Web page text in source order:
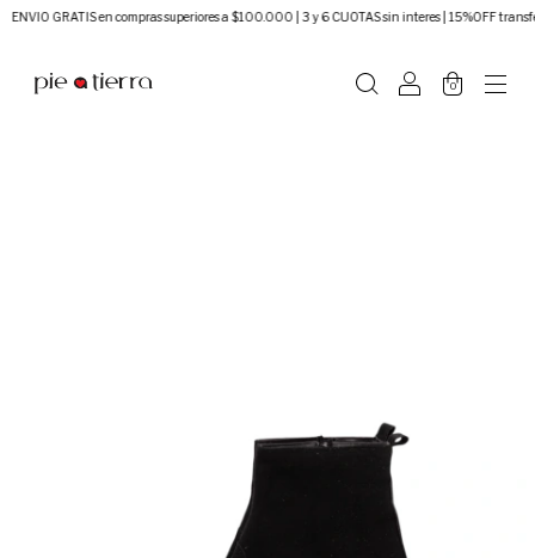
GRATIS en compras superiores a $100.000 | 3 y 6 CUOTAS sin interes | 15%OFF
0